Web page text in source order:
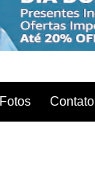
Fotos Contato